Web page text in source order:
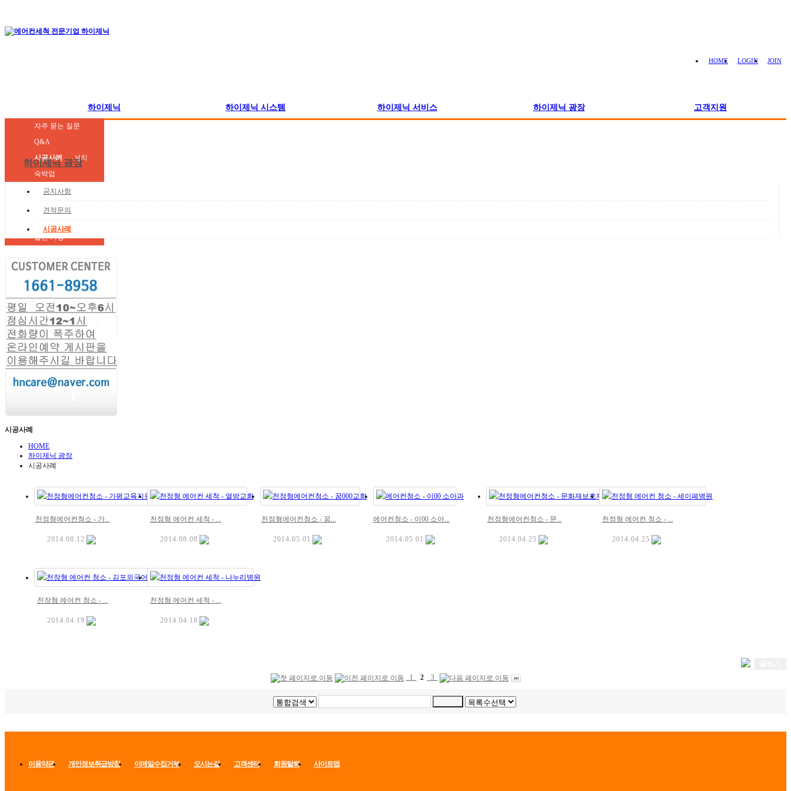
HOME LOGIN JOIN
하이제닉
하이제닉 소개
하이제닉 연혁
하이제닉 Zone
하이제닉 실적
하이제닉 기술력
하이제닉 시스템
학교 및 보육시설
병원 및 의료기관
빌딩 및 공공기관
숙박업
판매 및 유통업
제조업
일반 가정
하이제닉 서비스
유지·관리
에어컨세척
에어컨 이전·설치
하이제닉 광장
공지사항
견적문의
시공사례
고객지원
자주 묻는 질문
Q&A
하이제닉 광장
공지사항
견적문의
시공사례
시공사례
HOME
하이제닉 광장
시공사례
천정형에어컨청소 - 가...
2014.08.12
천정형 에어컨 세척 - ...
2014.08.08
천정형에어컨청소 - 꿈...
2014.05.01
에어컨청소 - 이00 소아...
2014.05.01
천정형에어컨청소 - 문...
2014.04.25
천정형 에어컨 청소 - ...
2014.04.25
천장형 에어컨 청소 - ...
2014.04.19
천정형 에어컨 세척 - ...
2014.04.18
1
2 3
이용약관 개인정보취급방침 이메일수집거부 오시는길 고객센터 회원탈퇴 사이트맵